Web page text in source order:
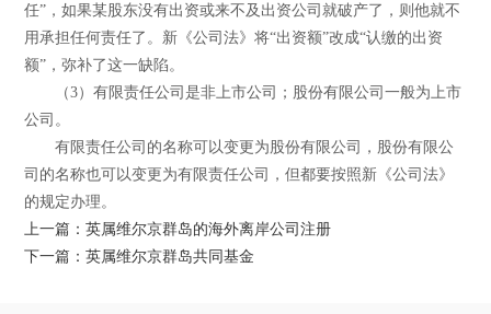
任”，如果某股东没有出资或来不及出资公司就破产了，则他就不
用承担任何责任了。新《公司法》将“出资额”改成“认缴的出资
额”，弥补了这一缺陷。
（3）有限责任公司是非上市公司；股份有限公司一般为上市
公司。
有限责任公司的名称可以变更为股份有限公司，股份有限公
司的名称也可以变更为有限责任公司，但都要按照新《公司法》
的规定办理。
上一篇：英属维尔京群岛的海外离岸公司注册
下一篇：英属维尔京群岛共同基金